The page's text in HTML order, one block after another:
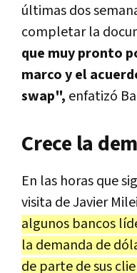
últimas dos
completar la
que muy pronto
marco y el
swap", enfatizó
Crece la
En las horas que
visita de Javier
algunos bancos
la demanda de
de parte de sus